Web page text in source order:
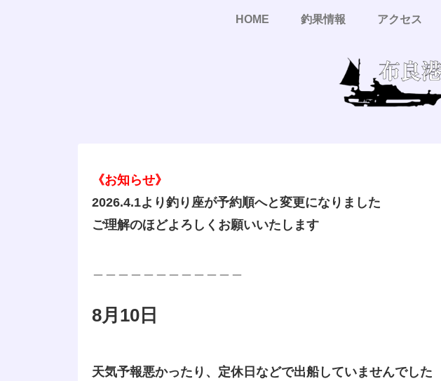
HOME 釣果情報 アクセス
《お知らせ》
2026.4.1より釣り座が予約順へと変更になりました
ご理解のほどよろしくお願いいたします
8月10日
天気予報悪かったり、定休日などで出船していませんでした